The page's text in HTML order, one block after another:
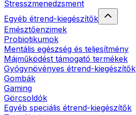
Stresszmenedzsment
Egyéb étrend-kiegészítők
Emésztőenzimek
Probiotikumok
Mentális egészség és teljesítmény
Májműködést támogató termékek
Gyógynövényes étrend-kiegészítők
Gombák
Gaming
Görcsoldók
Egyéb speciális étrend-kiegészítők